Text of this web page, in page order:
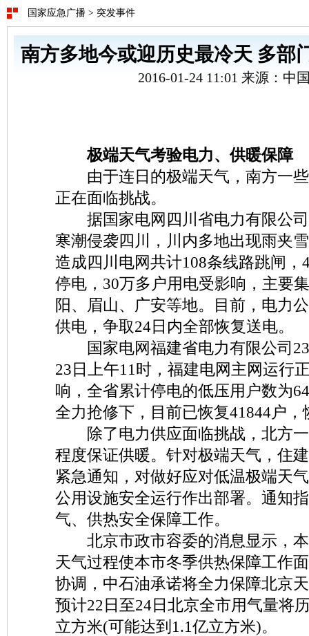
国家应急广播 > 突发事件
南方多地今或迎历史最冷天 多部
2016-01-24 11:01 来源：中
极端天气考验电力、供暖保障
由于连日的极端天气，南方一些
正在面临挑战。
据国家电网四川省电力有限公司
寒潮侵袭四川，川内多地出现雨夹
造成四川电网共计108条线路跳闸，
停电，30万多户用电受影响，主要
阳、眉山、广安等地。目前，电力
供电，争取24日内全部恢复送电。
国家电网福建省电力有限公司23
23日上午11时，福建电网主网运行
响，全省累计停电的低压用户数为
全力抢修下，目前已恢复41844户，
除了电力供应面临挑战，北方一
程度保证供暖。针对极端天气，住
紧急通知，对做好应对低温极端天
公用设施安全运行作出部署。通知
气、供热安全保障工作。
北京市政市容委的消息显示，本
天气过程使本市冬季供热保障工作
协调，中石油承诺将全力保障北京
预计22日至24日北京全市用气量将
立方米(可能达到1.1亿立方米)。